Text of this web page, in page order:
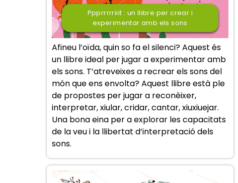
Ppprrrrriiit : un llibre per crear i
experimentar amb els sons
Afineu l’oïda, quin so fa el silenci? Aquest és
un llibre ideal per jugar a experimentar amb
els sons. T’atreveixes a recrear els sons del
món que ens envolta? Aquest llibre està ple
de propostes per jugar a reconèixer,
interpretar, xiular, cridar, cantar, xiuxiuejar.
Una bona eina per a explorar les capacitats
de la veu i la llibertat d’interpretació dels
sons.